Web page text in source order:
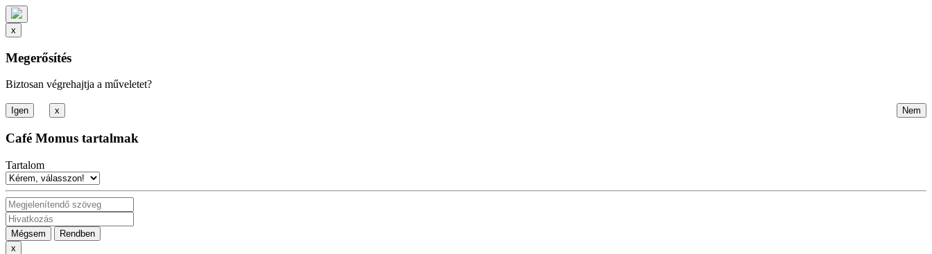
x
Megerősítés
Biztosan végrehajtja a műveletet?
x
Café Momus tartalmak
Tartalom
Mégsem
Rendben
x